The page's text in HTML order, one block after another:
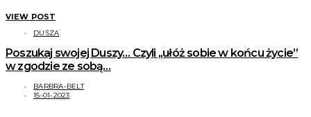
VIEW POST
DUSZA
Poszukaj swojej Duszy… Czyli ,,ułóż sobie w końcu życie”
w zgodzie ze sobą…
BARBRA-BELT
15-01-2023